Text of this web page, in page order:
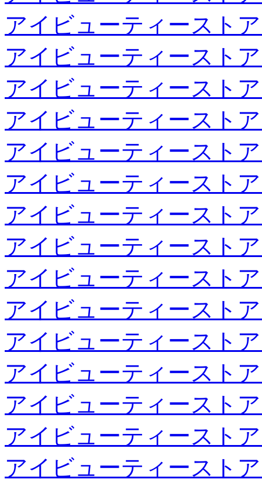
アイビューティースト
アイビューティースト
アイビューティースト
アイビューティースト
アイビューティースト
アイビューティースト
アイビューティースト
アイビューティースト
アイビューティースト
アイビューティースト
アイビューティースト
アイビューティースト
アイビューティースト
アイビューティースト
アイビューティースト